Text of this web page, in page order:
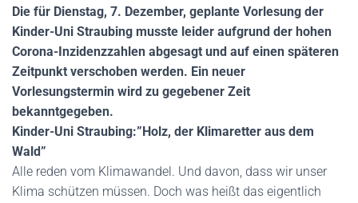
Die für Dienstag, 7. Dezember, geplante Vorlesung der
Kinder-Uni Straubing musste leider aufgrund der hohen
Corona-Inzidenzzahlen abgesagt und auf einen späteren
Zeitpunkt verschoben werden. Ein neuer
Vorlesungstermin wird zu gegebener Zeit
bekanntgegeben.
Kinder-Uni Straubing:”Holz, der Klimaretter aus dem
Wald”
Alle reden vom Klimawandel. Und davon, dass wir unser
Klima schützen müssen. Doch was heißt das eigentlich